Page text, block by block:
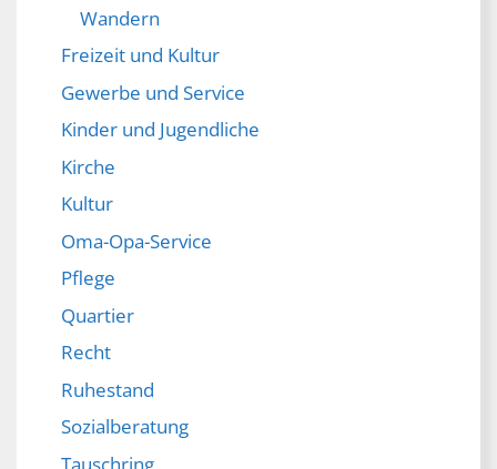
Wandern
Freizeit und Kultur
Gewerbe und Service
Kinder und Jugendliche
Kirche
Kultur
Oma-Opa-Service
Pflege
Quartier
Recht
Ruhestand
Sozialberatung
Tauschring